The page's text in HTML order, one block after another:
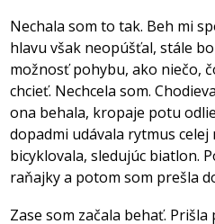
Nechala som to tak. Beh mi
hlavu však neopúšťal, stále
možnosť pohybu, ako niečo,
chcieť. Nechcela som.
ona behala, kropaje potu
dopadmi udávala rytmus
bicyklovala, sledujúc biatlon.
raňajky a potom som prešla
Zase som začala behať. Prišla